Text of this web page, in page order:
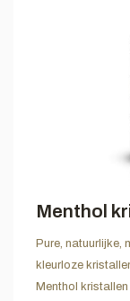
Menthol
Pure, natuurlijke,
kleurloze
Menthol